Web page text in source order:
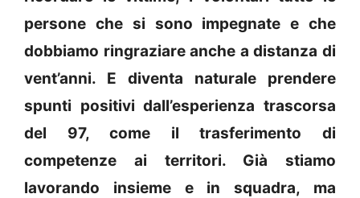
persone che si sono impegnate e che
dobbiamo ringraziare anche a distanza di
vent’anni. E diventa naturale prendere
spunti positivi dall’esperienza trascorsa
del 97, come il trasferimento di
competenze ai territori. Già stiamo
lavorando insieme e in squadra, ma